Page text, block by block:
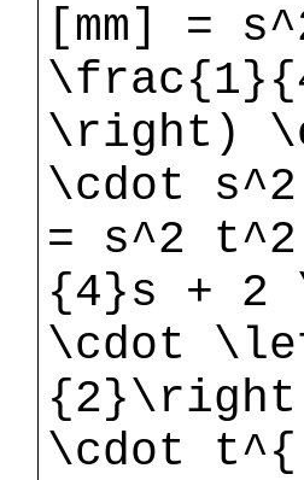
[mm] =
\right)
\cdot
= s^2
{4}s +
\cdot
\cdot